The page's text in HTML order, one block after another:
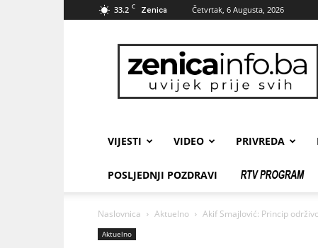
33.2 C Zenica Četvrtak, 6 Augusta, 2026
zenicainfo.ba
VIJESTI VIDEO PRIVREDA
POSLJEDNJI POZDRAVI
Naslovnica Aktuelno Akif Smajlović: Princip
Aktuelno